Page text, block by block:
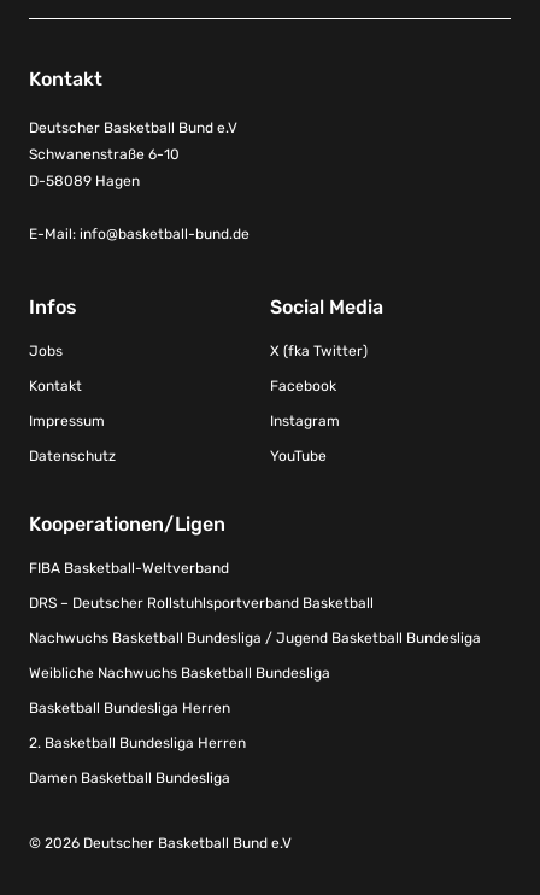
Kontakt
Deutscher Basketball Bund e.V
Schwanenstraße 6-10
D-58089 Hagen
E-Mail: info@basketball-bund.de
Infos
Jobs
Kontakt
Impressum
Datenschutz
Social Media
X (fka Twitter)
Facebook
Instagram
YouTube
Kooperationen/Ligen
FIBA Basketball-Weltverband
DRS – Deutscher Rollstuhlsportverband Basketball
Nachwuchs Basketball Bundesliga / Jugend Basketball Bundesliga
Weibliche Nachwuchs Basketball Bundesliga
Basketball Bundesliga Herren
2. Basketball Bundesliga Herren
Damen Basketball Bundesliga
© 2026 Deutscher Basketball Bund e.V